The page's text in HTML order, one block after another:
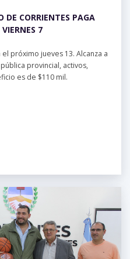
DE CORRIENTES PAGA
7
próximo jueves 13. Alcanza a
provincial, activos,
es de $110 mil.